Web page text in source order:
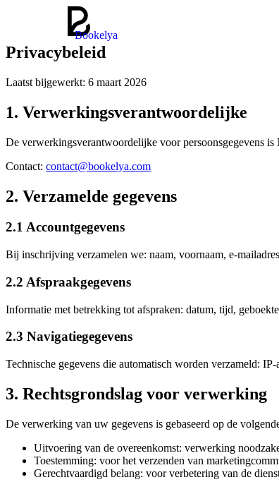
Bookelya
Privacybeleid
Laatst bijgewerkt: 6 maart 2026
1. Verwerkingsverantwoordelijke
De verwerkingsverantwoordelijke voor persoonsgegevens
Contact: contact@bookelya.com
2. Verzamelde gegevens
2.1 Accountgegevens
Bij inschrijving verzamelen we: naam, voornaam, e-
2.2 Afspraakgegevens
Informatie met betrekking tot afspraken: datum, tijd,
2.3 Navigatiegegevens
Technische gegevens die automatisch worden verzameld:
3. Rechtsgrondslag voor verwerking
De verwerking van uw gegevens is gebaseerd op de
Uitvoering van de overeenkomst: verwerking
Toestemming: voor het verzenden van
Gerechtvaardigd belang: voor verbetering van de